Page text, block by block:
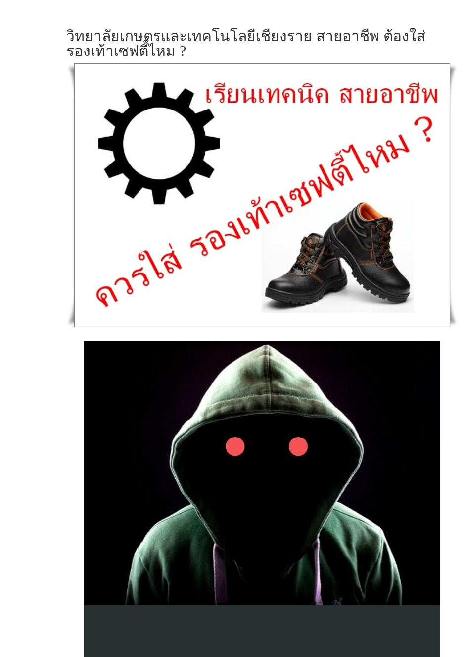
วิทยาลัยเกษตรและเทคโนโลยีเชียงราย สายอาชีพ ต้องใส่
รองเท้าเซฟตี้ไหม ?